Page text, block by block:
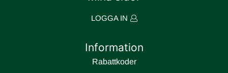
LOGGA IN
Information
Rabattkoder